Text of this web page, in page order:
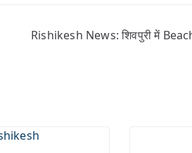
Rishikesh News: शिवपुरी में